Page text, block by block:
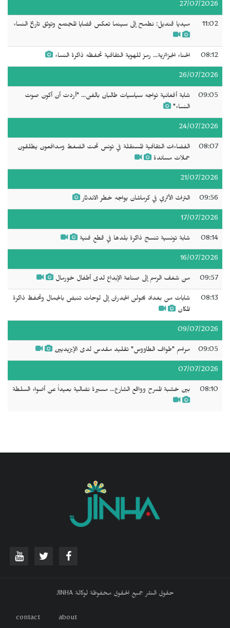
27/07/2026
11:02 ميديا قنديل: نطمح إلى سينما تعكس قضايا المجتمع وتوثق تاريخ النساء
08:12 الحناء الجزائرية... رمز للهوية الثقافية تحفظه ذاكرة النساء
26/07/2026
09:05
شابة أفغانية تواجه سياسيات طالبان بالفن... "أردت أن أكون صوت
النساء"
24/07/2026
08:07
الفضاءات الثقافية المستقلة في تونس تحت الضغط ومدافعون يطلقون
حملات مساندة
21/07/2026
09:56 التراث الأثري في كرماشان يواجه خطر الاندثار
17/07/2026
08:14 شابة تونسية تنسج ذاكرة بلدها في قطع فنية
16/07/2026
09:57 من شغف الرسم إلى صناعة الإبداع لدى أطفال خورمال
08:13
شابات من بغداد يحولن الجدران إلى لوحات تنبض بالجمال وتحفظ ذاكرة
المكان
09/07/2026
09:05 مراسم "طواف الطاووس" تقليد مقدس لدى الإيزيديين
07/07/2026
08:10 بين خشبة المسرح وواقع الشارع... مسيرة نضالية بعيداً عن أضواء السلطة
حقوق النشر جميع الحقوق محفوظة لوكالة JINHA
about
contact